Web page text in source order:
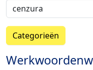
Categorieën